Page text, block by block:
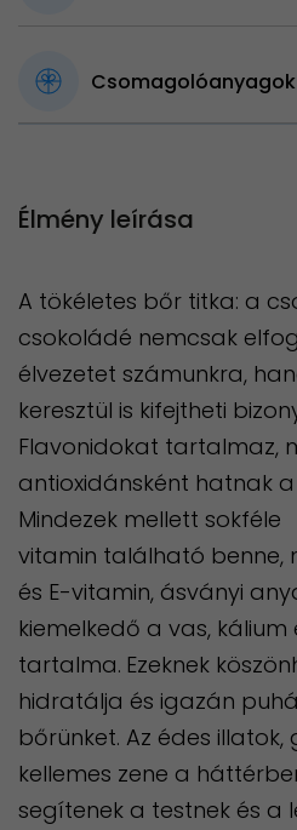
Csomagolóanyagok
Élmény leírása
A tökéletes bőr titka: a
csokoládé nemcsak
élvezetet számunkra,
keresztül is kifejtheti
Flavonidokat tartalmaz,
antioxidánsként hatnak a
Mindezek mellett sokféle
vitamin található benne,
és E-vitamin, ásványi
kiemelkedő a vas, kálium
tartalma. Ezeknek
hidratálja és igazán
bőrünket. Az édes
kellemes zene a
segítenek a testnek és a